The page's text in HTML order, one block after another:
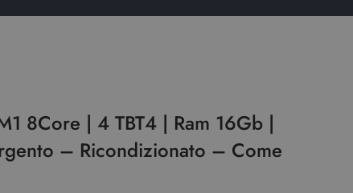
8Core | 4 TBT4 | Ram 16Gb |
– Ricondizionato – Come